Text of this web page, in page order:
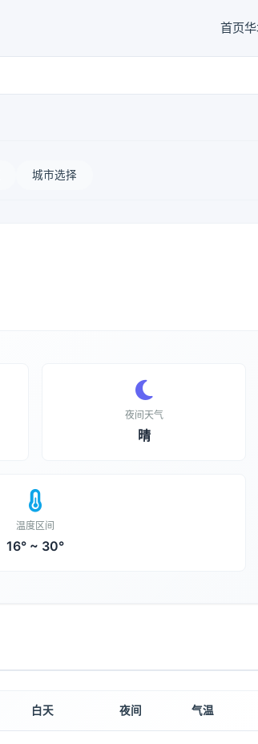
首页
城市选择
夜间天气
晴
温度区间
16° ~ 30°
白天 夜间 气温